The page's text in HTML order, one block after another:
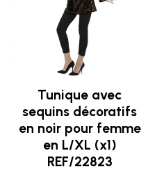
Tunique avec
sequins décoratifs
en noir pour femme
en L/XL (x1)
REF/22823